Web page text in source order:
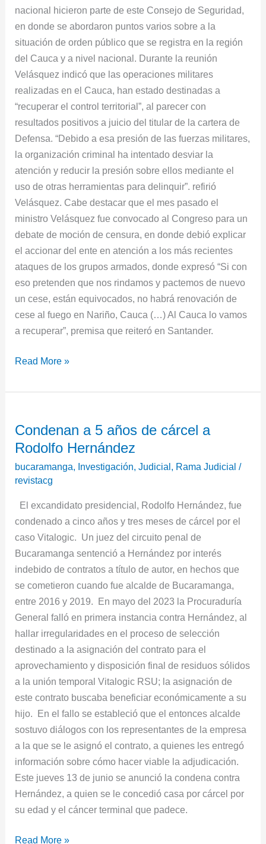
nacional hicieron parte de este Consejo de Seguridad,
en donde se abordaron puntos varios sobre a la
situación de orden público que se registra en la región
del Cauca y a nivel nacional. Durante la reunión
Velásquez indicó que las operaciones militares
realizadas en el Cauca, han estado destinadas a
“recuperar el control territorial”, al parecer con
resultados positivos a juicio del titular de la cartera de
Defensa. “Debido a esa presión de las fuerzas militares,
la organización criminal ha intentado desviar la
atención y reducir la presión sobre ellos mediante el
uso de otras herramientas para delinquir”. refirió
Velásquez. Cabe destacar que el mes pasado el
ministro Velásquez fue convocado al Congreso para un
debate de moción de censura, en donde debió explicar
el accionar del ente en atención a los más recientes
ataques de los grupos armados, donde expresó “Si con
eso pretenden que nos rindamos y pactemos de nuevo
un cese, están equivocados, no habrá renovación de
cese al fuego en Nariño, Cauca (…) Al Cauca lo vamos
a recuperar”, premisa que reiteró en Santander.
Read More »
Condenan a 5 años de cárcel a
Rodolfo Hernández
bucaramanga, Investigación,Judicial, Rama Judicial /
revistacg
El excandidato presidencial, Rodolfo Hernández, fue
condenado a cinco años y tres meses de cárcel por el
caso Vitalogic. Un juez del circuito penal de
Bucaramanga sentenció a Hernández por interés
indebido de contratos a título de autor, en hechos que
se cometieron cuando fue alcalde de Bucaramanga,
entre 2016 y 2019. En mayo del 2023 la Procuraduría
General falló en primera instancia contra Hernández, al
hallar irregularidades en el proceso de selección
destinado a la asignación del contrato para el
aprovechamiento y disposición final de residuos sólidos
a la unión temporal Vitalogic RSU; la asignación de
este contrato buscaba beneficiar económicamente a su
hijo. En el fallo se estableció que el entonces alcalde
sostuvo diálogos con los representantes de la empresa
a la que se le asignó el contrato, a quienes les entregó
información sobre cómo hacer viable la adjudicación.
Este jueves 13 de junio se anunció la condena contra
Hernández, a quien se le concedió casa por cárcel por
su edad y el cáncer terminal que padece.
a
5
años
de
Rodolfo
Hernández
Read More »